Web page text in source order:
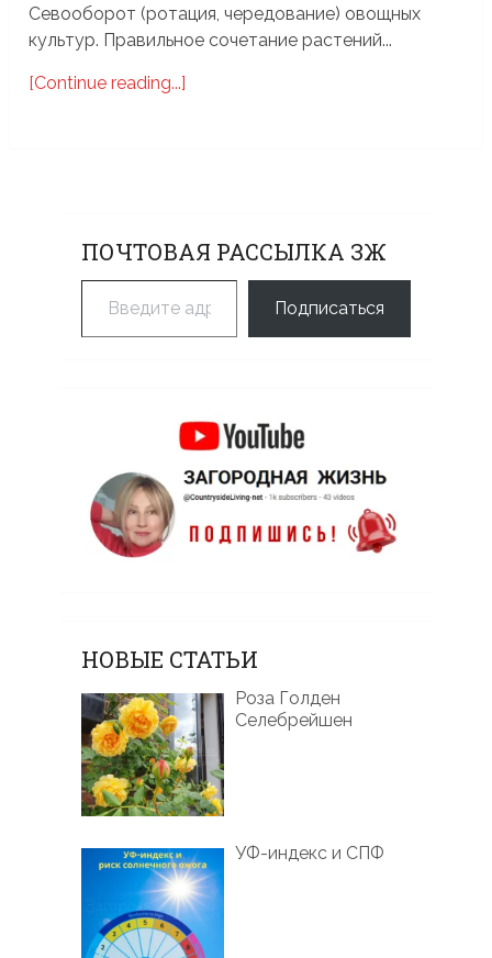
Севооборот (ротация, чередование) овощных
культур. Правильное сочетание растений...
[Continue reading...]
ПОЧТОВАЯ РАССЫЛКА ЗЖ
Введите адрес электронной почты…
Подписаться
НОВЫЕ СТАТЬИ
Роза Голден
Селебрейшен
УФ-индекс и СПФ